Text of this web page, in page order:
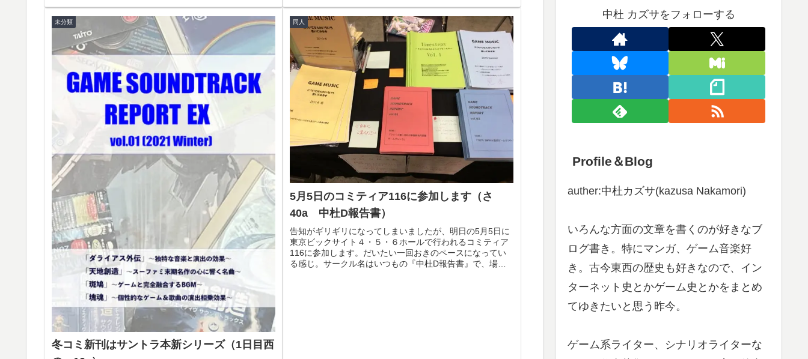
未分類
冬コミ新刊はサントラ本新シリーズ（1日目西
同人
5月5日のコミティア116に参加します（さ
40a 中杜D報告書）
告知がギリギリになってしまいましたが、明日の5月5日に
東京ビックサイト４・５・６ホールで行われるコミティア
116に参加します。だいたい一回おきのペースになってい
る感じ。サークル名はいつもの『中杜D報告書』で、場所
中杜 カズサをフォローする
Profile＆Blog
auther:中杜カズサ(kazusa Nakamori)
いろんな方面の文章を書くのが好きなブ
ログ書き。特にマンガ、ゲーム音楽好
き。古今東西の歴史も好きなので、イン
ターネット史とかゲーム史とかをまとめ
てゆきたいと思う昨今。
ゲーム系ライター、シナリオライターな